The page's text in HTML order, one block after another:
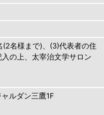
名様まで)、(3)代表者の住
の上、太宰治文学サロン
ルダン三鷹1F